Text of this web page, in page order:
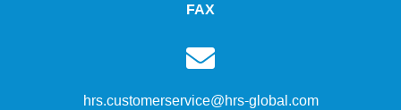
FAX
hrs.customerservice@hrs-global.com